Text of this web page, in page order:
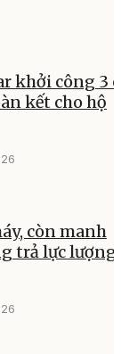
khởi công 3
kết cho hộ
còn manh
trả lực lượng